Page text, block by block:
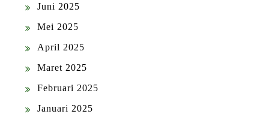
Juni 2025
Mei 2025
April 2025
Maret 2025
Februari 2025
Januari 2025